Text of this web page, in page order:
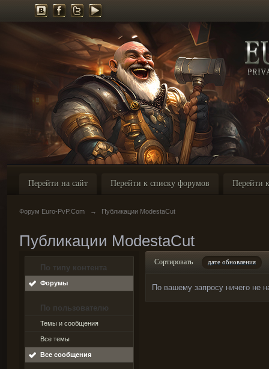
Перейти на сайт Перейти к списку форумов Перейти
Форум Euro-PvP.Com → Публикации ModestaCut
Публикации ModestaCut
По типу контента
Форумы
По пользователю
Темы и сообщения
Все темы
Все сообщения
Сортировать дате обновления
По вашему запросу ничего не